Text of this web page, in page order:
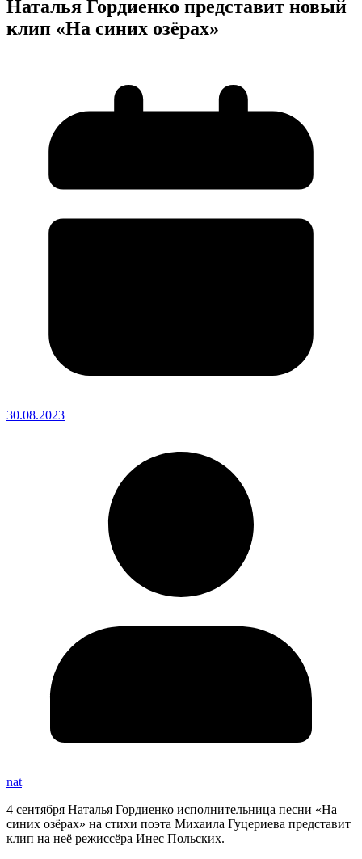
Наталья Гордиенко представит новый
клип «На синих озёрах»
30.08.2023
nat
4 сентября Наталья Гордиенко исполнительница песни «На
синих озёрах» на стихи поэта Михаила Гуцериева представит
клип на неё режиссёра Инес Польских.